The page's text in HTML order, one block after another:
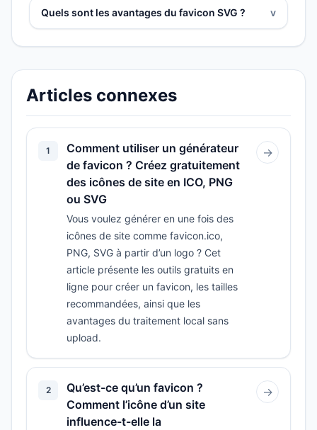
Quels sont les avantages du favicon SVG ? v
Articles connexes
1
Comment utiliser un générateur
de favicon ? Créez gratuitement
des icônes de site en ICO, PNG
ou SVG
Vous voulez générer en une fois des
icônes de site comme favicon.ico,
PNG, SVG à partir d’un logo ? Cet
article présente les outils gratuits en
ligne pour créer un favicon, les tailles
recommandées, ainsi que les
avantages du traitement local sans
upload.
→
2
Qu’est-ce qu’un favicon ?
Comment l’icône d’un site
influence-t-elle la
→